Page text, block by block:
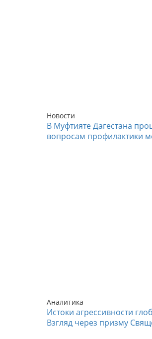
Новости
В Муфтияте Дагестана
вопросам профилактики
Аналитика
Истоки агрессивности
Взгляд через призму